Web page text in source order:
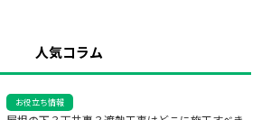
人気コラム
お役立ち情報